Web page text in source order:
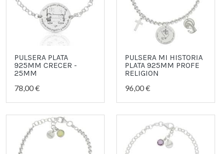
PULSERA PLATA
925MM CRECER -
25MM
78,00 €
PULSERA MI HISTORIA
PLATA 925MM PROFE
RELIGION
96,00 €